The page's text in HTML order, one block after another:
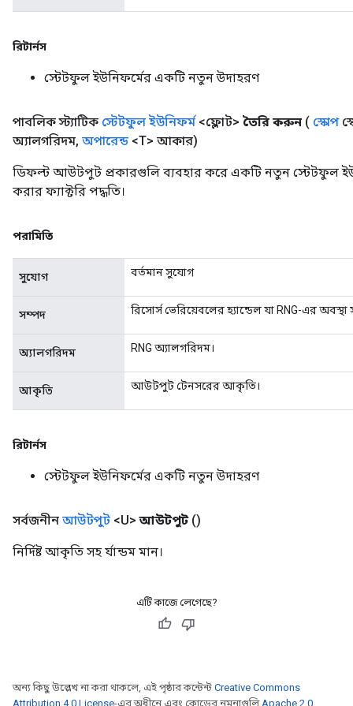
রিটার্নস
স্টেটফুল ইউনিফর্মের একটি নতুন উদাহরণ
পাবলিক স্ট্যাটিক স্টেটফুল ইউনিফর্ম <ফ্লোট> তৈরি করুন ( স্কোপ
অ্যালগরিদম, অপারেন্ড <T> আকার)
ডিফল্ট আউটপুট প্রকারগুলি ব্যবহার করে একটি নতুন স্টেটফুল
করার ফ্যাক্টরি পদ্ধতি।
পরামিতি
সুযোগ বর্তমান সুযোগ
সম্পদ রিসোর্স ভেরিয়েবলের হ্যান্ডেল যা RNG-এর অবস্থা
অ্যালগরিদম RNG অ্যালগরিদম।
আকৃতি আউটপুট টেনসরের আকৃতি।
রিটার্নস
স্টেটফুল ইউনিফর্মের একটি নতুন উদাহরণ
সর্বজনীন আউটপুট <U> আউটপুট ()
নির্দিষ্ট আকৃতি সহ র্যান্ডম মান।
এটি কাজে লেগেছে?
অন্য কিছু উল্লেখ না করা থাকলে, এই পৃষ্ঠার কন্টেন্ট Creative Commons
Attribution 4.0 License-এর অধীনে এবং কোডের নমুনাগুলি Apache 2.0